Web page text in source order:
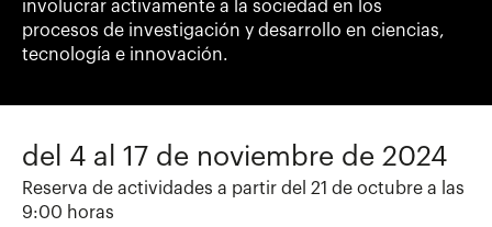
involucrar activamente a la sociedad en los
procesos de investigación y desarrollo en ciencias,
tecnología e innovación.
del 4 al 17 de noviembre de 2024
Reserva de actividades a partir del 21 de octubre a las
9:00 horas